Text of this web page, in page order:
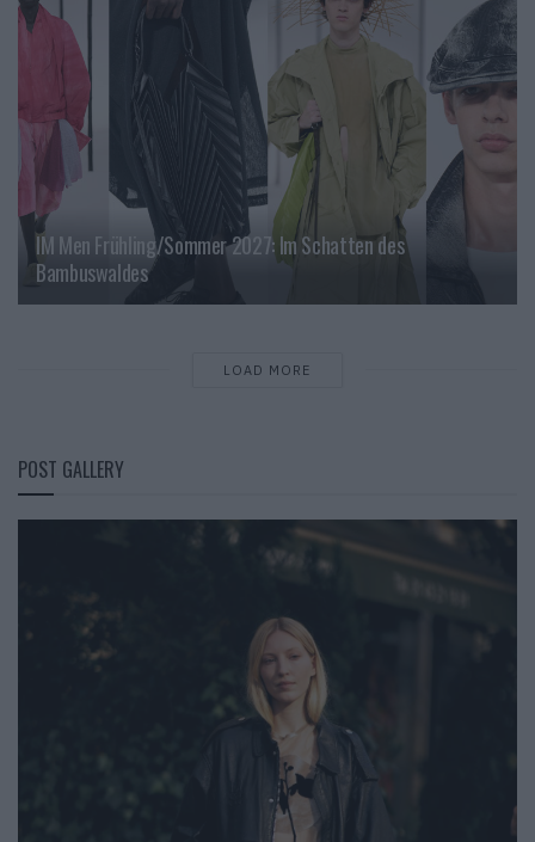
IM Men Frühling/Sommer 2027: Im Schatten des
Bambuswaldes
LOAD MORE
POST GALLERY